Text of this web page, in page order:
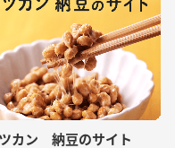
カン 納豆のサイト